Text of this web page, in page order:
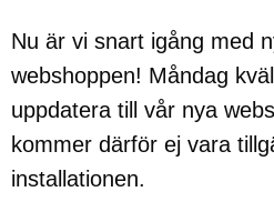
Nu är vi snart igång med
webshoppen! Måndag
uppdatera till vår nya
kommer därför ej vara
installationen.